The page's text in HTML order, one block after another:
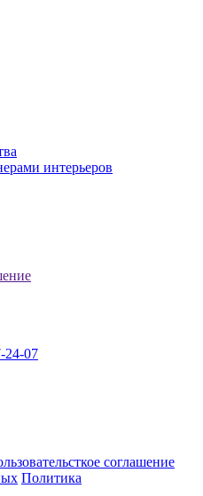
интерьеров
24-07
соглашение
Политика